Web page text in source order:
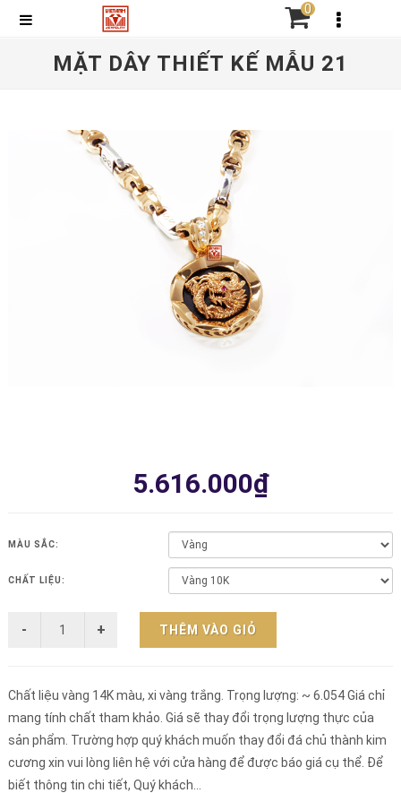
0
MẶT DÂY THIẾT KẾ MẪU 21
5.616.000₫
MÀU SẮC:
CHẤT LIỆU:
THÊM VÀO GIỎ
Chất liệu vàng 14K màu, xi vàng trắng. Trọng lượng: ~ 6.054 Giá chỉ
mang tính chất tham khảo. Giá sẽ thay đổi trọng lượng thực của
sản phẩm. Trường hợp quý khách muốn thay đổi đá chủ thành kim
cương xin vui lòng liên hệ với cửa hàng để được báo giá cụ thể. Để
biết thông tin chi tiết, Quý khách...